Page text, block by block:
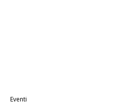
Eventi